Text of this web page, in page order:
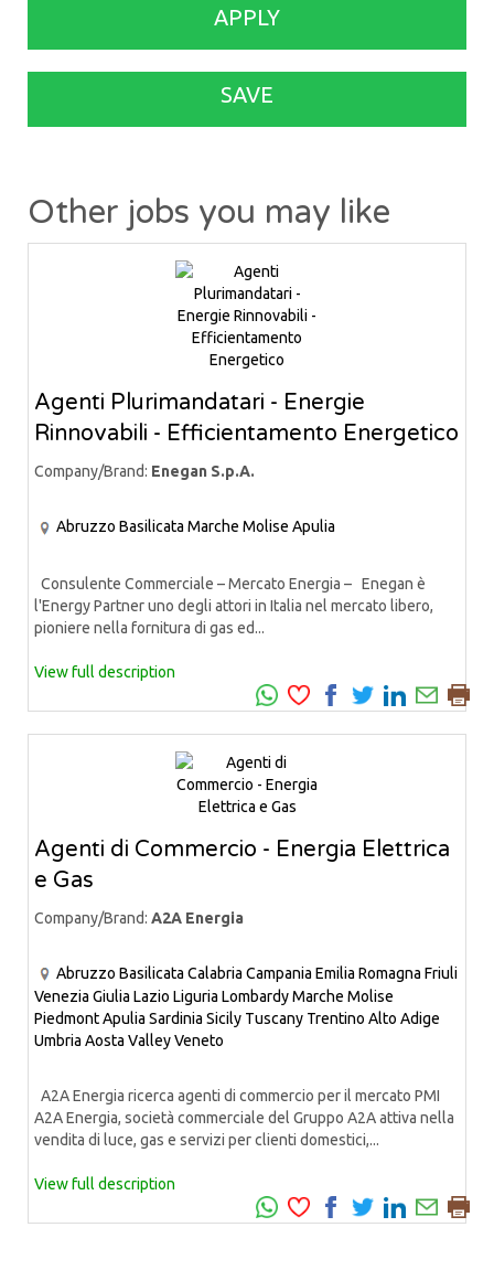
APPLY
SAVE
Other jobs you may like
Agenti Plurimandatari - Energie
Rinnovabili - Efficientamento Energetico
Company/Brand: Enegan S.p.A.
Abruzzo Basilicata Marche Molise Apulia
Consulente Commerciale – Mercato Energia – Enegan è
l'Energy Partner uno degli attori in Italia nel mercato libero,
pioniere nella fornitura di gas ed...
View full description
Agenti di Commercio - Energia Elettrica
e Gas
Company/Brand: A2A Energia
Abruzzo Basilicata Calabria Campania Emilia Romagna Friuli
Venezia Giulia Lazio Liguria LombardyMarche Molise
PiedmontApulia Sardinia Sicily Tuscany Trentino Alto Adige
Umbria Aosta ValleyVeneto
A2A Energia ricerca agenti di commercio per il mercato PMI
A2A Energia, società commerciale del Gruppo A2A attiva nella
vendita di luce, gas e servizi per clienti domestici,...
View full description